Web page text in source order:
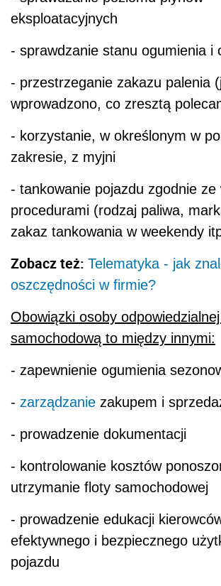
eksploatacyjnych
- sprawdzanie stanu ogumienia i
- przestrzeganie zakazu palenia
wprowadzono, co zresztą
- korzystanie, w określonym w
zakresie, z myjni
- tankowanie pojazdu zgodnie ze
procedurami (rodzaj paliwa,
zakaz tankowania w weekendy
Zobacz też: Telematyka - jak
oszczędności w firmie?
Obowiązki osoby
samochodową to między innymi:
- zapewnienie ogumienia
- zarządzanie zakupem i
- prowadzenie dokumentacji
- kontrolowanie kosztów
utrzymanie floty samochodowej
- prowadzenie edukacji
efektywnego i bezpiecznego
pojazdu